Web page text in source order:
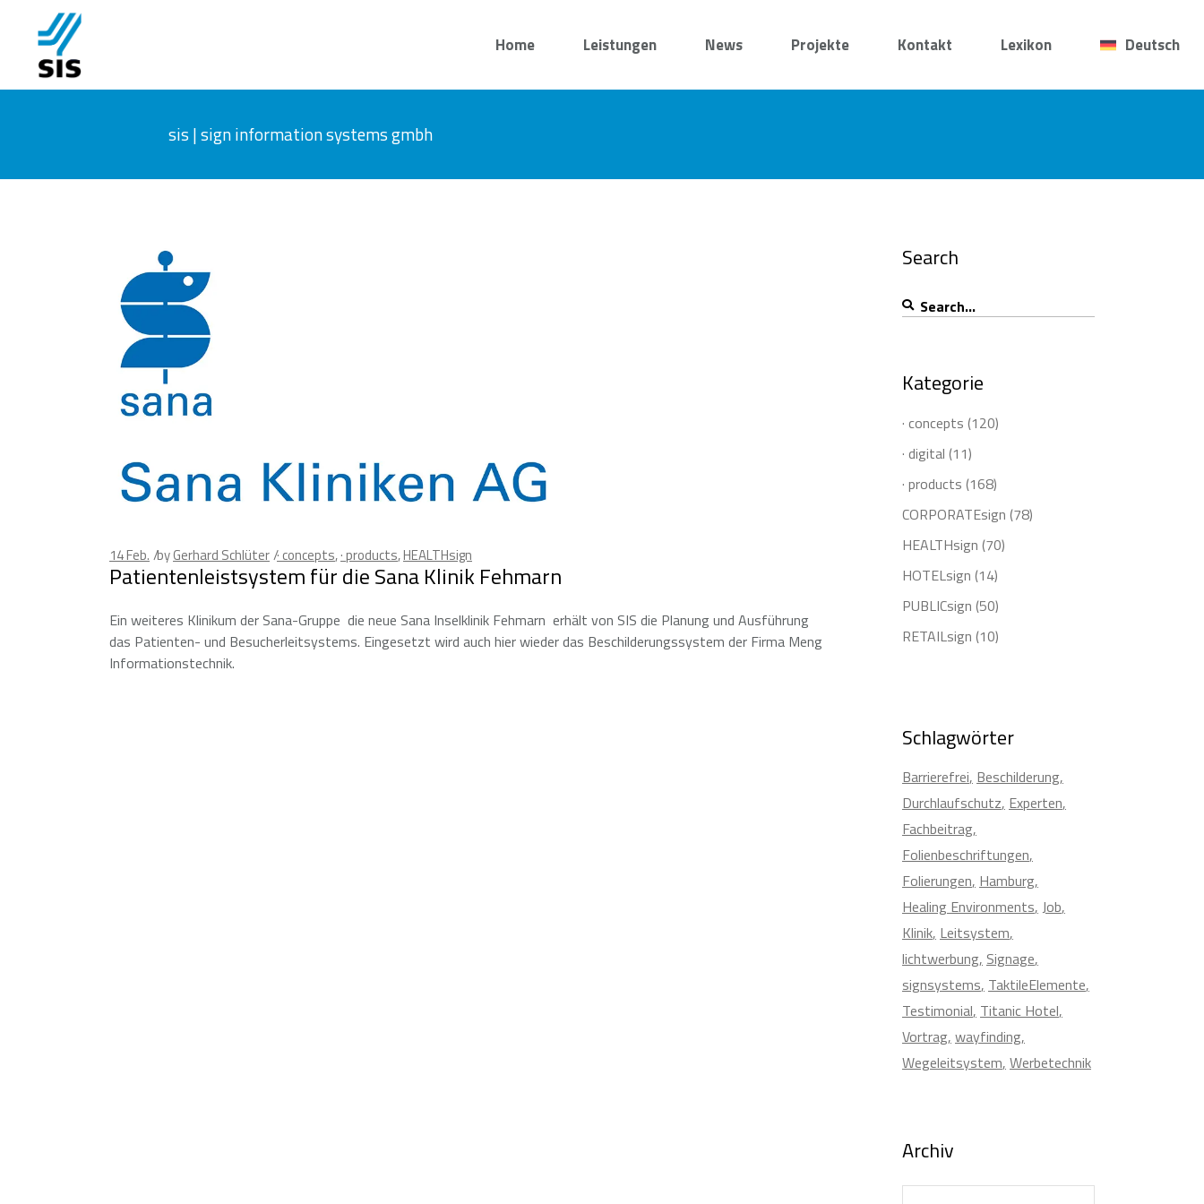
Home Leistungen News Projekte Kontakt Lexikon Deutsch
sis | sign information systems gmbh
14Feb. byGerhard Schlüter · concepts,· products,HEALTHsign
Patientenleistsystem für die Sana Klinik Fehmarn
Ein weiteres Klinikum der Sana-Gruppe  die neue Sana Inselklinik Fehmarn  erhält von SIS die Planung und Ausführung
das Patienten- und Besucherleitsystems. Eingesetzt wird auch hier wieder das Beschilderungssystem der Firma Meng
Informationstechnik.
Search
Search
for:
Kategorie
· concepts (120)
· digital (11)
· products (168)
CORPORATEsign (78)
HEALTHsign (70)
HOTELsign (14)
PUBLICsign (50)
RETAILsign (10)
Schlagwörter
Barrierefrei Beschilderung
Durchlaufschutz Experten
Fachbeitrag
Folienbeschriftungen
Folierungen Hamburg
Healing Environments Job
Klinik Leitsystem
lichtwerbung Signage
signsystems TaktileElemente
Testimonial Titanic Hotel
Vortrag wayfinding
Wegeleitsystem Werbetechnik
Archiv